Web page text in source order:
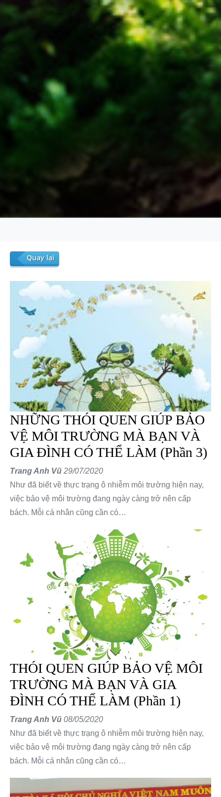
Quay lại
NHỮNG THÓI QUEN GIÚP BẢO
VỆ MÔI TRƯỜNG MÀ BẠN VÀ
GIA ĐÌNH CÓ THỂ LÀM (Phần 3)
Trang Anh Vũ 29/07/2020
Như đã biết về thực trạng ô nhiễm môi trường hiện nay,
việc bảo vệ môi trường đang ngày càng trở nên cấp
bách. Mỗi cá nhân cũng cần có…
THÓI QUEN GIÚP BẢO VỆ MÔI
TRƯỜNG MÀ BẠN VÀ GIA
ĐÌNH CÓ THỂ LÀM (Phần 1)
Trang Anh Vũ 08/05/2020
Như đã biết về thực trạng ô nhiễm môi trường hiện nay,
việc bảo vệ môi trường đang ngày càng trở nên cấp
bách. Mỗi cá nhân cũng cần có…